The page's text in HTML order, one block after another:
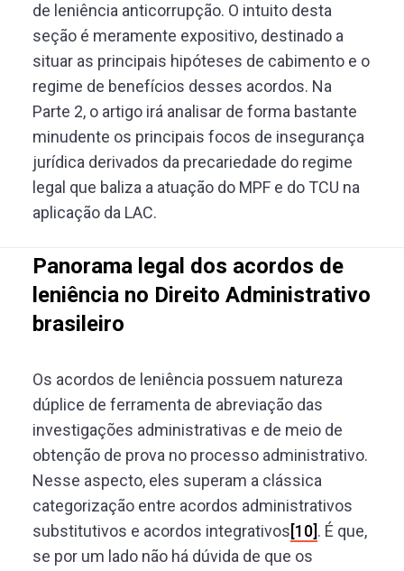
de leniência anticorrupção. O intuito desta
seção é meramente expositivo, destinado a
situar as principais hipóteses de cabimento e o
regime de benefícios desses acordos. Na
Parte 2, o artigo irá analisar de forma bastante
minudente os principais focos de insegurança
jurídica derivados da precariedade do regime
legal que baliza a atuação do MPF e do TCU na
aplicação da LAC.
Panorama legal dos acordos de
leniência no Direito Administrativo
brasileiro
Os acordos de leniência possuem natureza
dúplice de ferramenta de abreviação das
investigações administrativas e de meio de
obtenção de prova no processo administrativo.
Nesse aspecto, eles superam a clássica
categorização entre acordos administrativos
substitutivos e acordos integrativos[10]. É que,
se por um lado não há dúvida de que os